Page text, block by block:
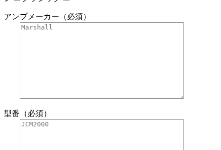
アンプメーカー（必須）
型番（必須）